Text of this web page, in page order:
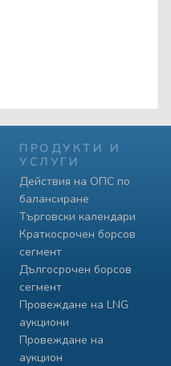
ПРОДУКТИ И
УСЛУГИ
Действия на ОПС по
балансиране
Търговски календари
Краткосрочен борсов
сегмент
Дългосрочен борсов
сегмент
Провеждане на LNG
аукциони
Провеждане на
аукцион